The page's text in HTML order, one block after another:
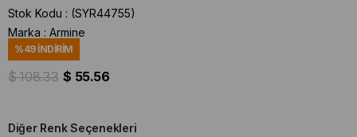
Stok Kodu
(SYR44755)
Marka : Armine
%49İNDIRIM
$ 108.33 $ 55.56
Diğer Renk Seçenekleri